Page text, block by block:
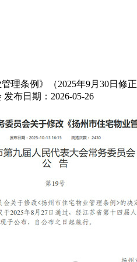
理条例》（2025年9月30日修
布日期：2026-05-26